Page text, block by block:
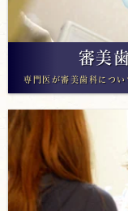
審美
専門医が審美歯科につ